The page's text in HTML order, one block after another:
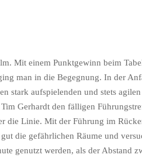
Mit einem Punktgewinn beim
man in die Begegnung. In der
stark aufspielenden und stets
Gerhardt den fälligen
die Linie. Mit der Führung im
die gefährlichen Räume und
genutzt werden, als der Abstand